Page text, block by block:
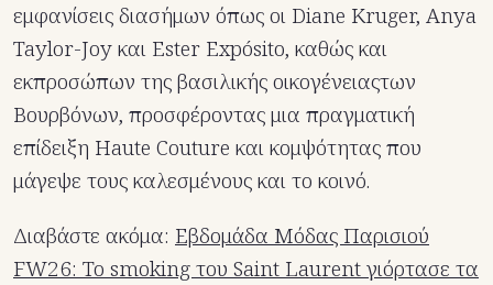
εμφανίσεις διασήμων όπως οι Diane Kruger, Anya
Taylor-Joy και Ester Expósito, καθώς και
εκπροσώπων της βασιλικής οικογένειαςτων
Βουρβόνων, προσφέροντας μια πραγματική
επίδειξη Haute Couture και κομψότητας που
μάγεψε τους καλεσμένους και το κοινό.
Διαβάστε ακόμα: Εβδομάδα Μόδας Παρισιού
FW26: Το smoking του Saint Laurent γιόρτασε τα